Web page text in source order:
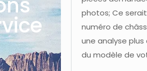
photos; Ce
numéro de
une analyse
du modèle de